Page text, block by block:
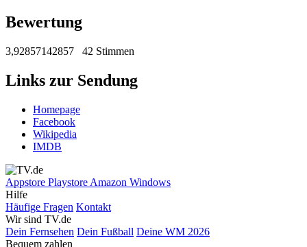
Bewertung
3,92857142857 42 Stimmen
Links zur Sendung
Homepage
Facebook
Wikipedia
IMDB
Appstore Playstore Amazon Windows
Hilfe
Häufige Fragen Kontakt
Wir sind TV.de
Dein Fernsehen Dein Fußball Deine WM 2026
Bequem zahlen